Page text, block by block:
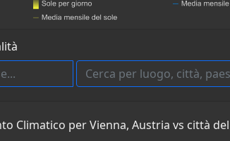
Climatico per Vienna, Austria vs città